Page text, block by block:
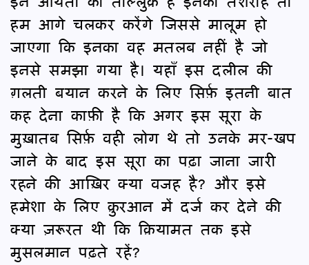
हम आगे चलकर करेंगे जिससे मालूम हो
जाएगा कि इनका वह मतलब नहीं है जो
इनसे समझा गया है। यहाँ इस दलील की
ग़लती बयान करने के लिए सिर्फ़ इतनी बात
कह देना काफ़ी है कि अगर इस सूरा के
मुख़ातब सिर्फ़ वही लोग थे तो उनके मर-खप
जाने के बाद इस सूरा का पढ़ा जाना जारी
रहने की आख़िर क्या वजह है? और इसे
हमेशा के लिए क़ुरआन में दर्ज कर देने की
क्या ज़रूरत थी कि क़ियामत तक इसे
मुसलमान पढ़ते रहें?